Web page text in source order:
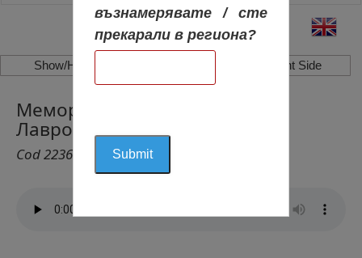
Show/Hide Left Side Show/Hide Right Side
Мемориален Парк „Генерал
Лавров”, Горни Дъбник
Cod 2236
възнамерявате / сте
прекарали в региона?